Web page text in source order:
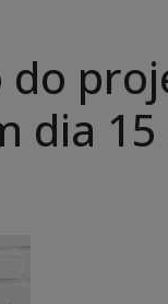
do
dia 15